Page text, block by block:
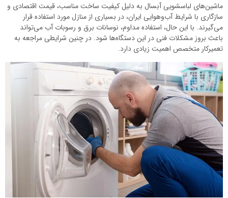
ماشین‌های لباسشویی آبسال به دلیل کیفیت ساخت مناسب، قیمت اقتصادی و
سازگاری با شرایط آب‌وهوایی ایران، در بسیاری از منازل مورد استفاده قرار
می‌گیرند. با این حال، استفاده مداوم، نوسانات برق و رسوبات آب می‌تواند
باعث بروز مشکلات فنی در این دستگاه‌ها شود. در چنین شرایطی مراجعه به
تعمیرکار متخصص اهمیت زیادی دارد.